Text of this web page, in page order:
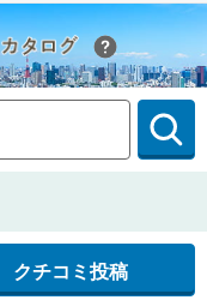
Yahoo!不動産
クチコミ投稿